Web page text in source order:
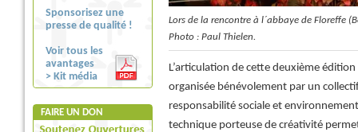
Sponsorisez une
presse de qualité !
Voir tous les
avantages
> Kit média
FAIRE UN DON
Lors de la rencontre à l´abbaye de Floreffe
Photo : Paul Thielen.
L’articulation de cette deuxième
organisée bénévolement par un
responsabilité sociale et
technique porteuse de créativité